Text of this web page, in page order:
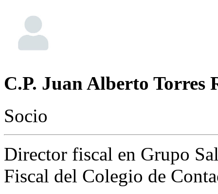
C.P. Juan Alberto Torres
Socio
Director fiscal en Grupo
Fiscal del Colegio de